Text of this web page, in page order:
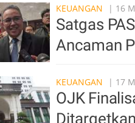
KEUANGAN | 16
Satgas
Ancaman
KEUANGAN | 17
OJK